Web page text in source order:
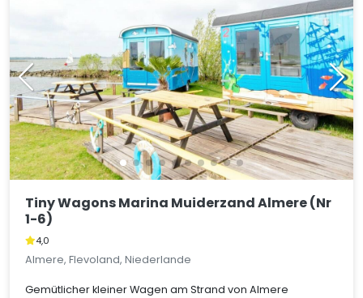
Tiny Wagons Marina Muiderzand Almere (Nr
1-6)
4,0
Almere, Flevoland, Niederlande
Gemütlicher kleiner Wagen am Strand von Almere